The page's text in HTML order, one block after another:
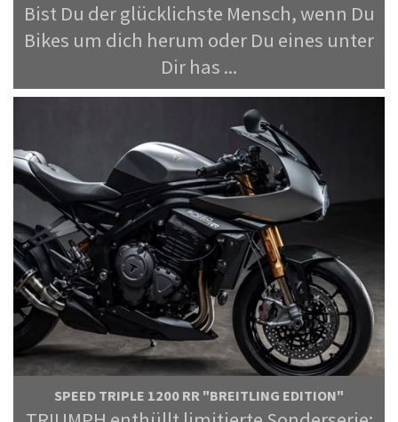
Bist Du der glücklichste Mensch, wenn Du
Bikes um dich herum oder Du eines unter
Dir has ...
SPEED TRIPLE 1200 RR "BREITLING EDITION"